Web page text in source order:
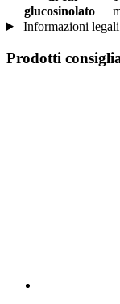
glucosinolato
Informazioni legali
Prodotti